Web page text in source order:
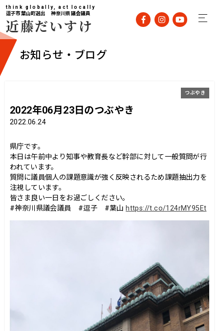
think globally, act locally
逗子市葉山町選出 神奈川県議会議員
近藤だいすけ
お知らせ・ブログ
2022年06月23日のつぶやき
2022.06.24
つぶやき
県庁です。
本日は午前中より知事や教育長など幹部に対して一般質問が行
われています。
質問に議員個人の課題意識が強く反映されるため課題抽出力を
注視しています。
皆さま良い一日をお過ごしください。
#神奈川県議会議員 #逗子 #葉山 https://t.co/124rMY95Et